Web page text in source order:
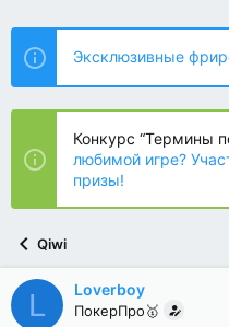
т
о
р
т
е
ы
т
н
а
ч
л
а
Эксклюзивные
Конкурс “Термины
любимой игре?
призы!
Qiwi
L Loverboy
ПокерПро🥇